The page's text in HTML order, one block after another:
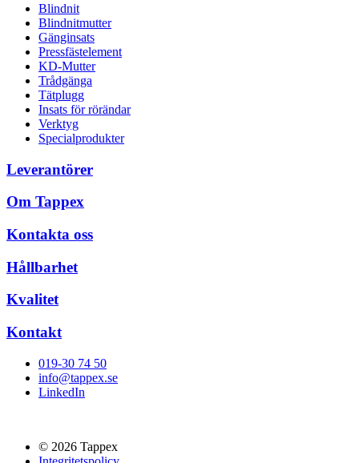
Blindnit
Blindnitmutter
Gänginsats
Pressfästelement
KD-Mutter
Trådgänga
Tätplugg
Insats för rörändar
Verktyg
Specialprodukter
Leverantörer
Om Tappex
Kontakta oss
Hållbarhet
Kvalitet
Kontakt
019-30 74 50
info@tappex.se
LinkedIn
© 2026 Tappex